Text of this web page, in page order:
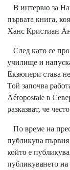
В интервю за
първата книга,
Ханс Кристиан
След като се
училище и
Екзюпери става
Той започва
Aéropostale в
разказват, че
По време на
публикува първия
който е
публикуването